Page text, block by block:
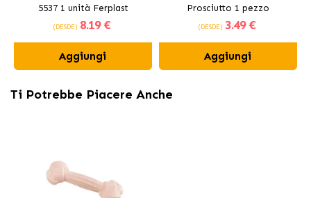
5537 1 unità Ferplast
(DESDE) 8.19 €
Aggiungi
Prosciutto 1 pezzo
Commestibile Ferplast
(DESDE) 3.49 €
Aggiungi
Ti Potrebbe Piacere Anche